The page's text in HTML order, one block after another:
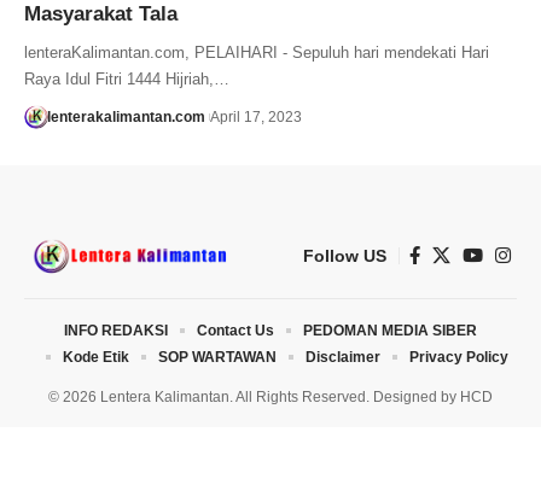
Masyarakat Tala
lenteraKalimantan.com, PELAIHARI - Sepuluh hari mendekati Hari
Raya Idul Fitri 1444 Hijriah,…
lenterakalimantan.com April 17, 2023
Follow US
© 2026 Lentera Kalimantan. All Rights Reserved. Designed by HCD
INFO REDAKSI Contact Us
PEDOMAN MEDIA SIBER
Kode Etik
SOP WARTAWAN Disclaimer Privacy Policy